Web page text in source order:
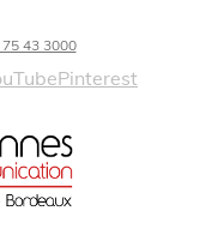
43 3000
Pinterest